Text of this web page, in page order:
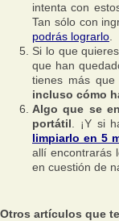
intenta con
Tan sólo con
podrás lograrlo
Si lo que
que han
tienes más
incluso cómo
Algo que se
portátil . ¡Y si
limpiarlo en 5
allí encontrarás
en cuestión de
Otros artículos que